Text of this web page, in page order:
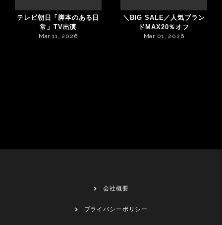
テレビ朝日「脚本のある日
常」TV出演
Mar 11, 2026
＼BIG SALE／人気ブラン
ドMAX20％オフ
Mar 01, 2026
会社概要
プライバシーポリシー